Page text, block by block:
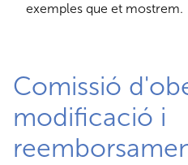
exemples que et mostrem.
Comissió
modificació i